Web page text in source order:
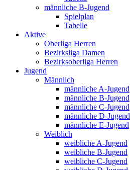
männliche B-Jugend
Spielplan
Tabelle
Aktive
Oberliga Herren
Bezirksliga Damen
Bezirksoberliga Herren
Jugend
Männlich
männliche A-Jugend
männliche B-Jugend
männliche C-Jugend
männliche D-Jugend
männliche E-Jugend
Weiblich
weibliche A-Jugend
weibliche B-Jugend
weibliche C-Jugend